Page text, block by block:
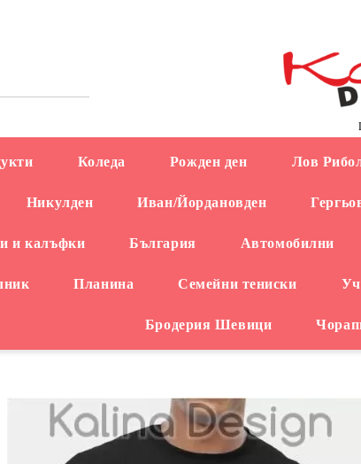
Коледа Рожден ден Лов
Никулден Иван/Йордановден
и калъфки България Автомобилни
Планина Семейни тениски
Бродерия Шевици